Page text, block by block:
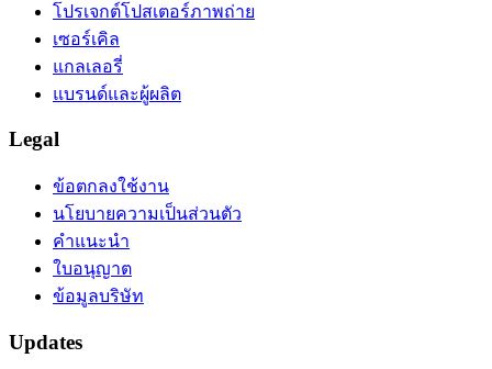
โปรเจกต์โปสเตอร์ภาพถ่าย
เซอร์เคิล
แกลเลอรี่
แบรนด์และผู้ผลิต
Legal
ข้อตกลงใช้งาน
นโยบายความเป็นส่วนตัว
คำแนะนำ
ใบอนุญาต
ข้อมูลบริษัท
Updates